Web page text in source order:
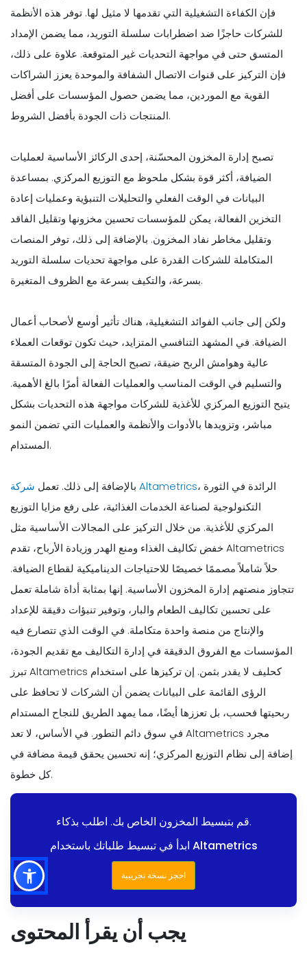
فإن الكفاءة التشغيلية التي تقدمها لا مثيل لها. توفر هذه الأنظمة
للشركات حاجزًا ضد اضطرابات سلسلة التوريد، مما يضمن الإمداد
المتسق حتى في مواجهة التحديات غير المتوقعة. علاوة على ذلك،
فإن التركيز على قنوات الاتصال الشفافة والموحدة يعزز الشراكات
القوية مع الموردين، مما يضمن حصول المؤسسات على أفضل
المنتجات ذات الجودة بأفضل الشروط.
تصبح إدارة المخزون المحسّنة، إحدى الركائز الأساسية لعمليات
الضيافة، أكثر قوة بشكل ملحوظ مع التوزيع المركزي. بمساعدة
البيانات في الوقت الفعلي والتحليلات التنبؤية وعمليات إعادة
التخزين الفعالة، يمكن للمؤسسات تحسين مخزونها وتقليل الفاقد
وتقليل مخاطر نفاد المخزون. بالإضافة إلى ذلك، توفر المنصات
المتكاملة للشركات القدرة على مواجهة تحديات سلسلة التوريد
بسرعة، والتكيف بسرعة مع الظروف المتغيرة.
ولكن إلى جانب الفوائد التشغيلية، هناك تأثير أوسع لأصحاب أعمال
الضيافة. في المشهد التنافسي المتزايد، حيث تكون توقعات العملاء
عالية وهوامش الربح ضيقة، تصبح الحاجة إلى الجودة المتسقة
والتسليم في الوقت المناسب والعمليات الفعالة أمرًا بالغ الأهمية.
يتيح التوزيع المركزي للأغذية للشركات مواجهة هذه التحديات بشكل
مباشر، وتزويدها بالأدوات والأنظمة والعمليات التي تضمن النمو
المستدام.
بالإضافة إلى ذلك. تعمل شركة Altametrics، الرائدة في الثورة
التكنولوجية لصناعة الخدمات الغذائية، على رفع مزايا التوزيع
المركزي للأغذية. من خلال التركيز على المجالات الأساسية مثل
خفض تكاليف الغذاء ومنع الهدر وزيادة الأرباح، تقدم Altametrics
حلاً شاملاً مصممًا خصيصًا للاحتياجات الديناميكية لقطاع الضيافة.
تتجاوز منصتهم إدارة المخزون الأساسية. إنها بمثابة أداة شاملة تعمل
على تحسين تكاليف الطعام والبار، وتوفير تنبؤات دقيقة للإعداد
والإنتاج من منصة واحدة متكاملة. في الوقت الذي تتصارع فيه
المؤسسات مع الفروق الدقيقة في إدارة التكاليف مع تقديم الجودة،
تبرز Altametrics كحليف لا يقدر بثمن. إن تركيزها على استخدام
الرؤى القائمة على البيانات يضمن أن الشركات لا تحافظ على
ربحيتها فحسب، بل تعززها أيضًا، مما يمهد الطريق للنجاح المستدام
في سوق دائم التطور. في الأساس، لا تعد Altametrics مجرد
إضافة إلى نظام التوزيع المركزي؛ إنه تحسين يحقق قيمة مضافة في
كل خطوة.
قم بتبسيط المخزون الخاص بك. اطلب بذكاء.
ابدأ في تبسيط طلباتك باستخدام Altametrics
احجز نسخة تجريبية
يجب أن يقرأ المحتوى